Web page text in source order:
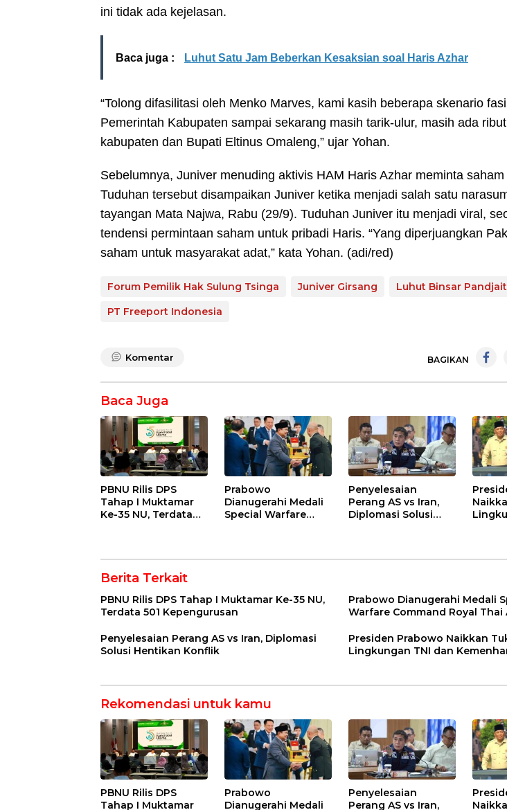
ini tidak ada kejelasan.
Baca juga : Luhut Satu Jam Beberkan Kesaksian soal Haris Azhar
“Tolong difasilitasi oleh Menko Marves, kami kasih beberapa skenario
Pemerintah Kabupaten sampai sekarang masih tarik-ulur, masih ada
kabupaten dan Bupati Eltinus Omaleng,” ujar Yohan.
Sebelumnya, Juniver menuding aktivis HAM Haris Azhar meminta
Tuduhan tersebut disampaikan Juniver ketika menjadi salah satu
tayangan Mata Najwa, Rabu (29/9). Tuduhan Juniver itu menjadi viral,
tendensi permintaan saham untuk pribadi Haris. “Yang diperjuangkan
saham untuk masyarakat adat,” kata Yohan. (adi/red)
Forum Pemilik Hak Sulung Tsinga Juniver Girsang
Luhut Binsar
PT Freeport Indonesia
Komentar BAGIKAN
Baca Juga
PBNU Rilis DPS
Tahap I Muktamar
Ke-35 NU, Terdata
Prabowo
Dianugerahi Medali
Special Warfare
Penyelesaian
Perang AS vs Iran,
Diplomasi Solusi
Berita Terkait
PBNU Rilis DPS Tahap I Muktamar Ke-35 NU,
Terdata 501 Kepengurusan
Prabowo Dianugerahi Medali
Warfare Command Royal Thai
Penyelesaian Perang AS vs Iran, Diplomasi
Solusi Hentikan Konflik
Presiden Prabowo Naikkan
Lingkungan TNI dan
Rekomendasi untuk kamu
PBNU Rilis DPS
Tahap I Muktamar
Prabowo
Dianugerahi Medali
Penyelesaian
Perang AS vs Iran,